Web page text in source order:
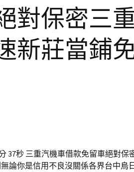
對保密三
新莊當鋪
37秒 三重汽機車借款免留車絕對保
論你是信用不良沒關係各界台中烏